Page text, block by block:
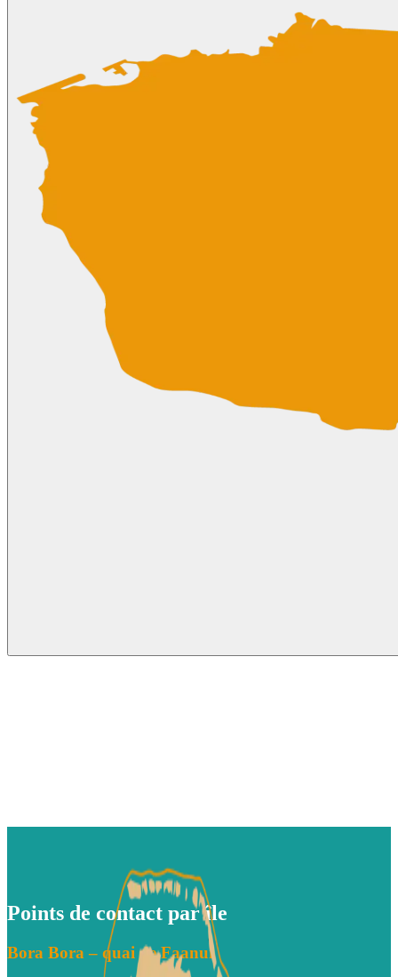
Points de contact par île
Bora Bora – quai de Faanui